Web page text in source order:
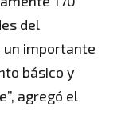
del
un importante
básico y
agregó el